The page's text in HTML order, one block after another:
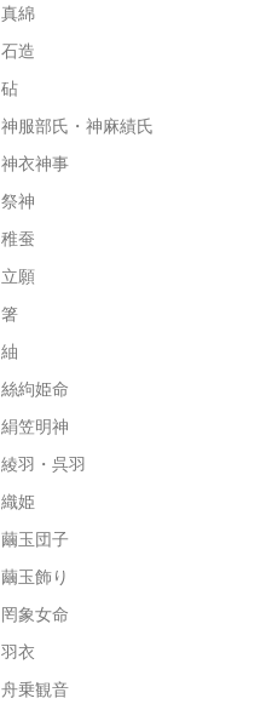
真綿
石造
砧
神服部氏・神麻績氏
神衣神事
祭神
稚蚕
立願
箸
紬
絲絇姫命
絹笠明神
綾羽・呉羽
織姫
繭玉団子
繭玉飾り
罔象女命
羽衣
舟乗観音